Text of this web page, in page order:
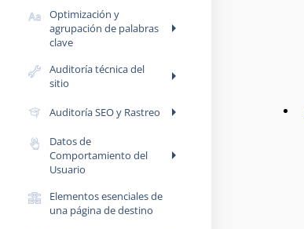
Optimización y
agrupación de palabras
clave
arrow_right
Auditoría técnica del
sitio
arrow_right
Auditoría SEO y Rastreo arrow_right
Datos de
Comportamiento del
Usuario
arrow_right
Elementos esenciales de
una página de destino